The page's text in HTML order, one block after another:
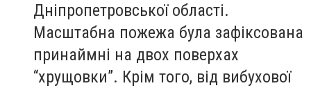
Дніпропетровської області.
Масштабна пожежа була зафіксована
принаймні на двох поверхах
“хрущовки”. Крім того, від вибухової